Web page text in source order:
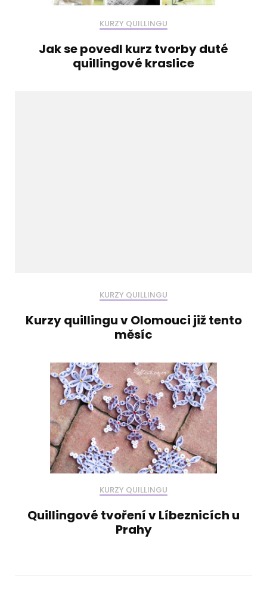
KURZY QUILLINGU
Jak se povedl kurz tvorby duté
quillingové kraslice
KURZY QUILLINGU
Kurzy quillingu v Olomouci již tento
měsíc
KURZY QUILLINGU
Quillingové tvoření v Líbeznicích u
Prahy